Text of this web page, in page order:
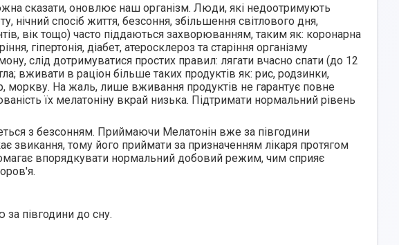
сказати, оновлює наш організм. Люди, які недоотримують
нічний спосіб життя, безсоння, збільшення світлового дня,
вік тощо) часто піддаються захворюванням, таким як: коронарна
гіпертонія, діабет, атеросклероз та старіння організму
слід дотримуватися простих правил: лягати вчасно спати (до 12
вживати в раціон більше таких продуктів як: рис, родзинки,
моркву. На жаль, лише вживання продуктів не гарантує повне
їх мелатоніну вкрай низька. Підтримати нормальний рівень
з безсонням. Приймаючи Мелатонін вже за півгодини
звикання, тому його приймати за призначенням лікаря протягом
впорядкувати нормальний добовий режим, чим сприяє
півгодини до сну.